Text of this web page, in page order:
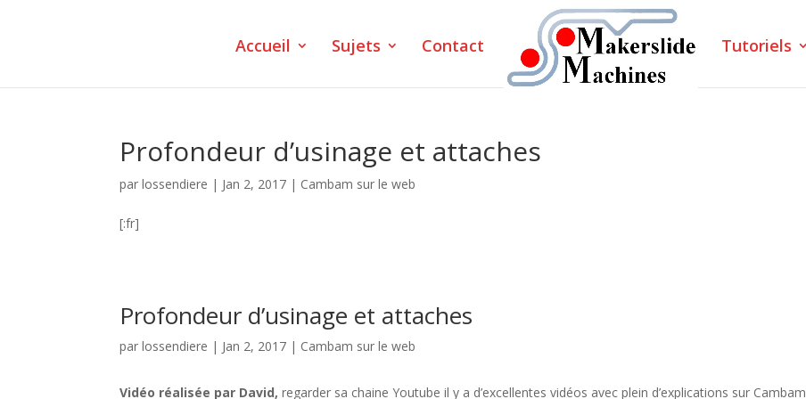
Accueil Sujets Contact Tutoriels
Profondeur d’usinage et attaches
parlossendiere | Jan 2, 2017 | Cambam sur le web
[:fr]
Profondeur d’usinage et attaches
parlossendiere | Jan 2, 2017 | Cambam sur le web
Vidéo réalisée par David,regarder sa chaine Youtube il y a d’excellentes vidéos avec plein d’explications sur Cambam